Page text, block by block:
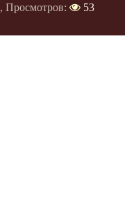
, Просмотров:
53